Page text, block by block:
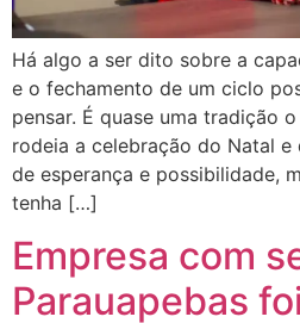
Há algo a ser dito sobre a
e o fechamento de um ciclo
pensar. É quase uma tradição
rodeia a celebração do Natal
de esperança e possibilidade,
tenha […]
Empresa com
Parauapebas